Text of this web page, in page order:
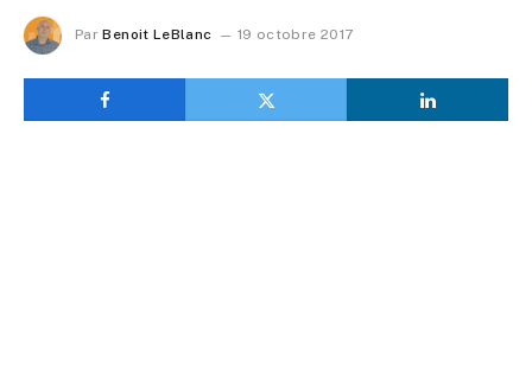
Par Benoit LeBlanc 19 octobre 2017